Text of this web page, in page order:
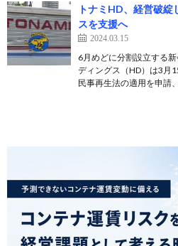
トナミHD、経営破綻
スを支援へ
2024.03.15
6月めどに分割設立する
ディングス（HD）は3月
民事再生法の適用を申請